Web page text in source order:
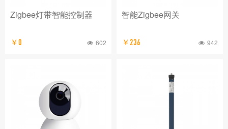
Zigbee灯带智能控制器
￥0 602
智能Zigbee网关
￥236 942